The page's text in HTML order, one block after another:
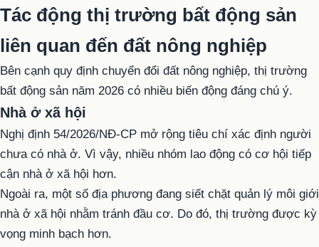
Tác động thị trường bất động sản
liên quan đến đất nông nghiệp
Bên cạnh quy định chuyển đổi đất nông nghiệp, thị trường
bất động sản năm 2026 có nhiều biến động đáng chú ý.
Nhà ở xã hội
Nghị định 54/2026/NĐ-CP mở rộng tiêu chí xác định người
chưa có nhà ở. Vì vậy, nhiều nhóm lao động có cơ hội tiếp
cận nhà ở xã hội hơn.
Ngoài ra, một số địa phương đang siết chặt quản lý môi giới
nhà ở xã hội nhằm tránh đầu cơ. Do đó, thị trường được kỳ
vọng minh bạch hơn.